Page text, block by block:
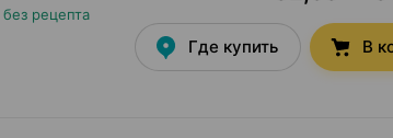
без рецепта
Где купить В